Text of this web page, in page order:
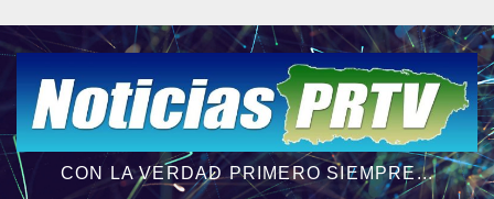
CON LA VERDAD PRIMERO SIEMPRE...